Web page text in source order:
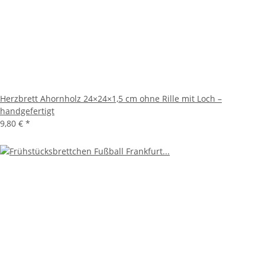
Herzbrett Ahornholz 24×24×1,5 cm ohne Rille mit Loch –
handgefertigt
9,80 € *